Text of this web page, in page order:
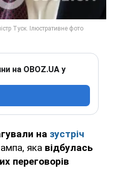
на OBOZ.UA у
на зустріч
яка відбулась
переговорів